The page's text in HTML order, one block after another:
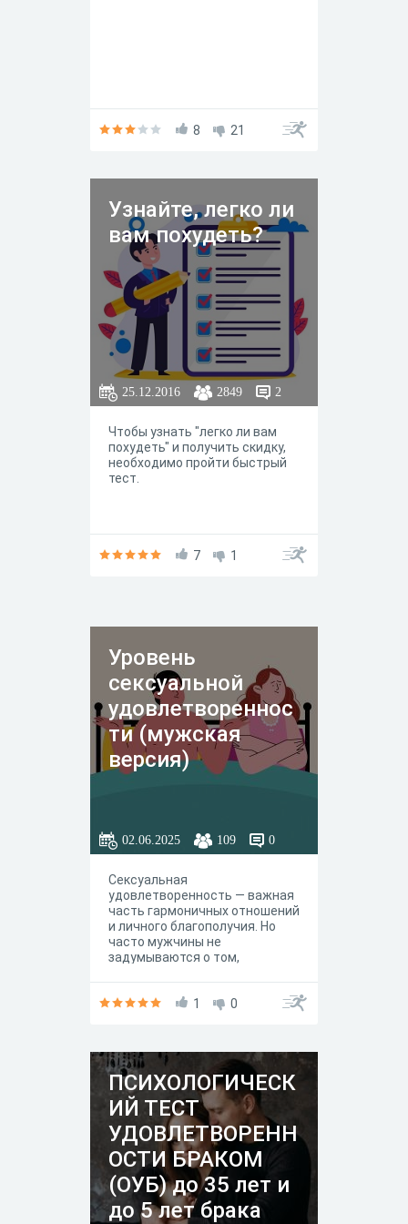
8 21
Узнайте, легко ли
вам похудеть?
25.12.2016 2849 2
Чтобы узнать "легко ли вам
похудеть" и получить скидку,
необходимо пройти быстрый
тест.
7 1
Уровень
сексуальной
удовлетвореннос
ти (мужская
версия)
02.06.2025 109 0
Сексуальная
удовлетворенность — важная
часть гармоничных отношений
и личного благополучия. Но
часто мужчины не
задумываются о том,
желаниям и потребностям. 🔹
Испытываете ли вы желание
чаще или реже, чем ваш
партнер?🔹 Довольны ли вы
качеством своей интимной
жизни?
1 0
ПСИХОЛОГИЧЕСК
ИЙ ТЕСТ
УДОВЛЕТВОРЕНН
ОСТИ БРАКОМ
(ОУБ) до 35 лет и
до 5 лет брака